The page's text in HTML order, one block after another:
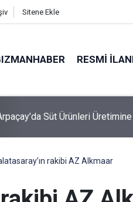
Sitene Ekle
RESMI
Süt Ürünleri Üretimine
rakibi AZ Alkmaar